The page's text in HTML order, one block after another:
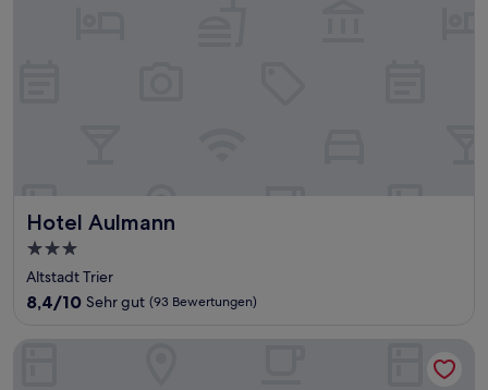
Hotel Aulmann
Hotel Aulmann
3.0-
Sterne-
Unterkunft
Altstadt Trier
8.4
8,4/10 Sehr gut (93 Bewertungen)
Romantik Hotel zur Glocke